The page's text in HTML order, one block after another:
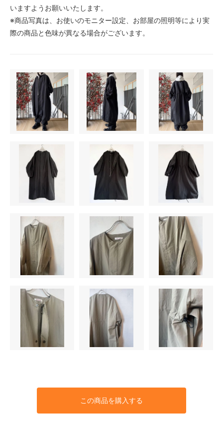
いますようお願いいたします。
※商品写真は、お使いのモニター設定、お部屋の照明等により実
際の商品と色味が異なる場合がございます。
この商品を購入する